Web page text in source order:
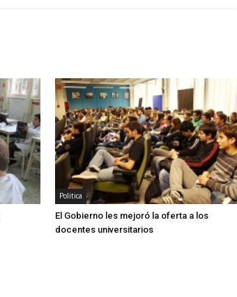
Politica
El Gobierno les mejoró la oferta a los
docentes universitarios